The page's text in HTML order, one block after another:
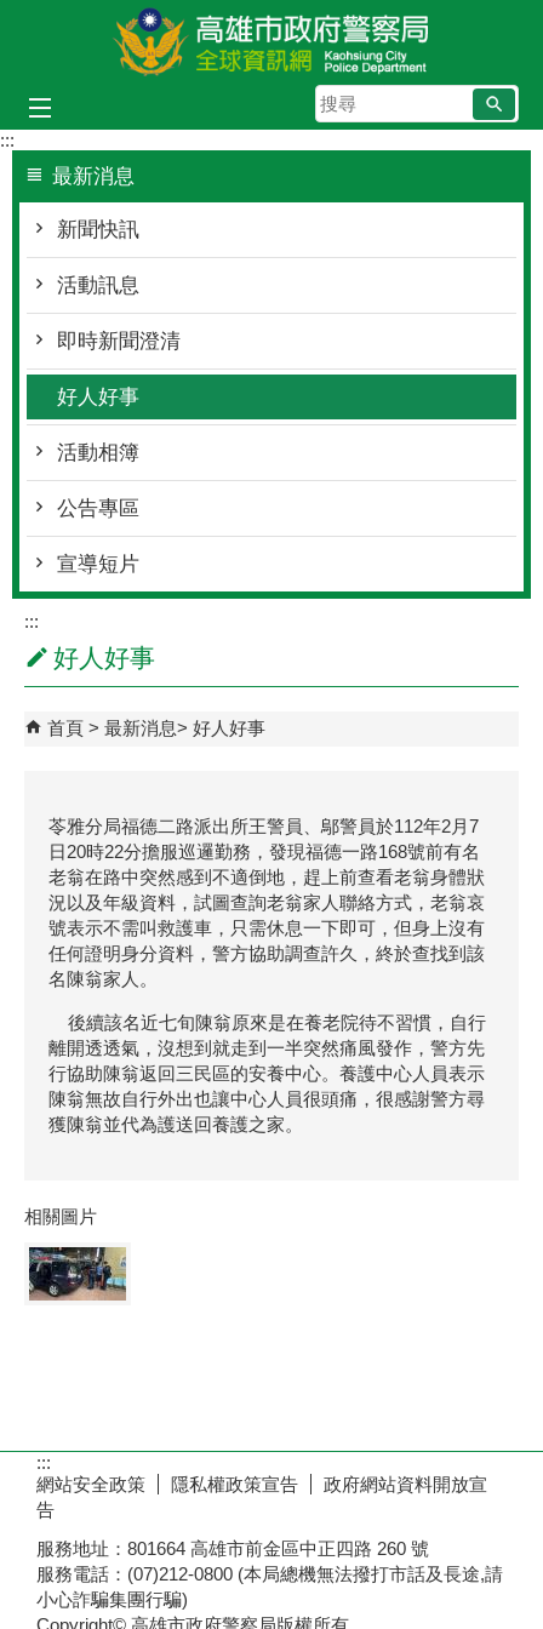
跳到主要內容區塊
搜
尋
:::
最新消息
新聞快訊
活動訊息
即時新聞澄清
好人好事
活動相簿
公告專區
宣導短片
:::
好人好事
首頁 最新消息 好人好事
苓雅分局福德二路派出所王警員、鄔警員於112年2月7
日20時22分擔服巡邏勤務，發現福德一路168號前有名
老翁在路中突然感到不適倒地，趕上前查看老翁身體狀
況以及年級資料，試圖查詢老翁家人聯絡方式，老翁哀
號表示不需叫救護車，只需休息一下即可，但身上沒有
任何證明身分資料，警方協助調查許久，終於查找到該
名陳翁家人。
後續該名近七旬陳翁原來是在養老院待不習慣，自行
離開透透氣，沒想到就走到一半突然痛風發作，警方先
行協助陳翁返回三民區的安養中心。養護中心人員表示
陳翁無故自行外出也讓中心人員很頭痛，很感謝警方尋
獲陳翁並代為護送回養護之家。
相關圖片
:::
網站安全政策
隱私權政策宣告
政府網站資料開放宣
告
服務地址：801664 高雄市前金區中正四路 260 號
服務電話：(07)212-0800 (本局總機無法撥打市話及長途,請
小心詐騙集團行騙)
Copyright© 高雄市政府警察局版權所有